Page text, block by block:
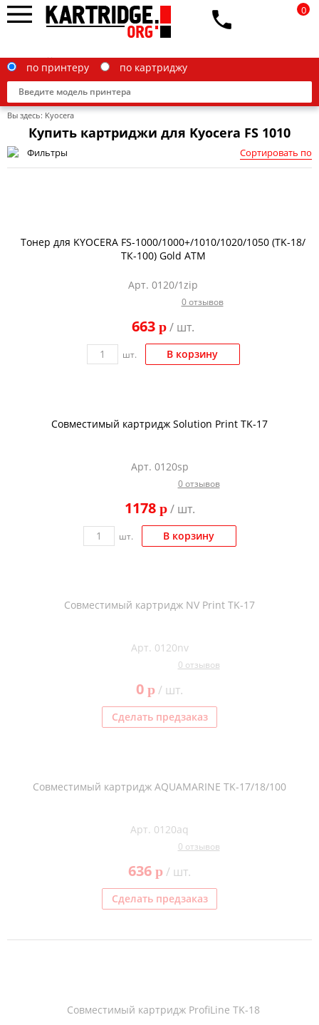
Konica Minolta
Для франкировальной машины
Тонер и девелопер
по принтеру по картриджу
0
Вы здесь: Kyocera
Купить картриджи для Kyocera FS 1010
Фильтры Сортировать по
Тонер для KYOCERA FS-1000/1000+/1010/1020/1050 (TK-18/
ТК-100) Gold ATM
Арт. 0120/1zip
0 отзывов
663 p/ шт.
шт. В корзину
Совместимый картридж Solution Print TK-17
Арт. 0120sp
0 отзывов
1178 p/ шт.
шт. В корзину
Совместимый картридж NV Print TK-17
Арт. 0120nv
0 отзывов
0 p/ шт.
Сделать предзаказ
Совместимый картридж AQUAMARINE TK-17/18/100
Арт. 0120aq
0 отзывов
636 p/ шт.
Сделать предзаказ
Совместимый картридж ProfiLine TK-18